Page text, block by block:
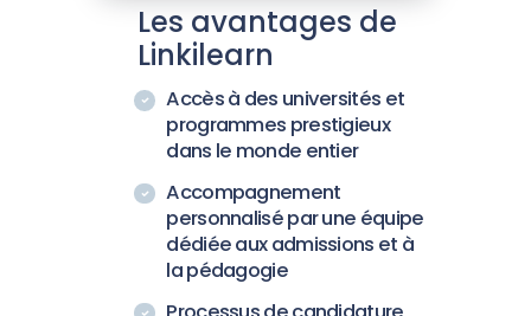
Les avantages de
Linkilearn
Accès à des universités et
programmes prestigieux
dans le monde entier
Accompagnement
personnalisé par une équipe
dédiée aux admissions et à
la pédagogie